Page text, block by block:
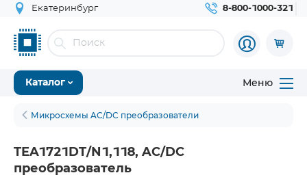
Екатеринбург 8-800-1000-321
Каталог Меню
Микросхемы AC/DC преобразователи
TEA1721DT/N1,118, AC/DC
преобразователь